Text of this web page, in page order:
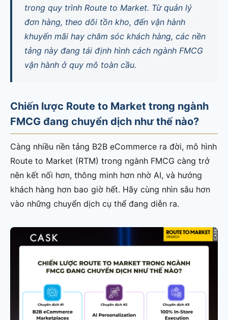
trong quy trình Route to Market. Từ quản lý
đơn hàng, theo dõi tồn kho, đến vận hành
khuyến mãi hay chăm sóc khách hàng, các nền
tảng này đang tái định hình cách ngành FMCG
vận hành ở quy mô toàn cầu.
Chiến lược Route to Market trong ngành
FMCG đang chuyển dịch như thế nào?
Càng nhiều nền tảng B2B eCommerce ra đời, mô hình
Route to Market (RTM) trong ngành FMCG càng trở
nên kết nối hơn, thông minh hơn nhờ AI, và hướng
khách hàng hơn bao giờ hết. Hãy cùng nhìn sâu hơn
vào những chuyển dịch cụ thể đang diễn ra.